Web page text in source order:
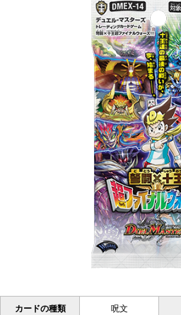
カードの種類 呪文